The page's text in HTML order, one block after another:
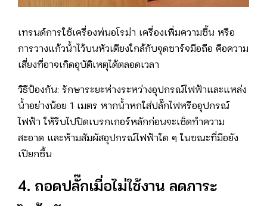
เทรนด์การใช้เครื่องพ่นอโรม่า เครื่องเพิ่มความชื้น หรือ
การวางแก้วน้ำไว้บนหัวเตียงใกล้กับจุดชาร์จมือถือ คือความ
เสี่ยงที่อาจเกิดอุบัติเหตุได้ตลอดเวลา
วิธีป้องกัน: รักษาระยะห่างระหว่างอุปกรณ์ไฟฟ้าและแหล่ง
น้ำอย่างน้อย 1 เมตร หากน้ำหกใส่ปลั๊กไฟหรืออุปกรณ์
ไฟฟ้า ให้รีบไปปิดเบรกเกอร์หลักก่อนจะเช็ดทำความ
สะอาด และห้ามสัมผัสอุปกรณ์ไฟฟ้าใด ๆ ในขณะที่มือยัง
เปียกชื้น
4. ถอดปลั๊กเมื่อไม่ใช้งาน ลดภาระ